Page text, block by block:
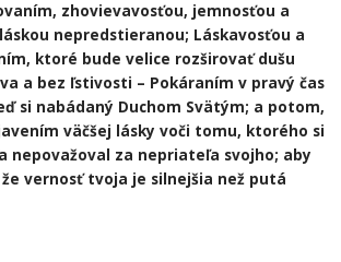
zhovievavosťou, jemnosťou a
nepredstieranou; Láskavosťou a
ktoré bude velice rozširovať dušu
a bez ľstivosti – Pokáraním v pravý čas
si nabádaný Duchom Svätým; a potom,
väčšej lásky voči tomu, ktorého si
nepovažoval za nepriateľa svojho; aby
vernosť tvoja je silnejšia než putá